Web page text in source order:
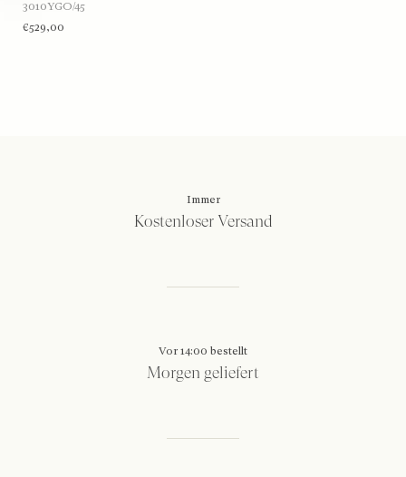
3010YGO/45
€529,00
Immer
Kostenloser Versand
Vor 14:00 bestellt
Morgen geliefert